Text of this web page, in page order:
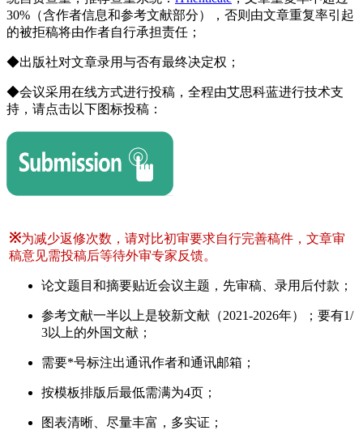
30%（含作者信息和参考文献部分），否则由文章重复率引起
的被拒稿将由作者自行承担责任；
◆出版社对文章录用与否有最终决定权；
◆会议采用在线方式进行投稿，全程由艾思科蓝进行技术支
持，请点击以下图标投稿：
※为减少返修次数，请对比初审要求自行完善稿件，文章审
稿意见需投稿后等待外审专家反馈。
论文题目和摘要贴近会议主题，先审稿、录用后付款；
参考文献一半以上是较新文献（2021-2026年）；要有1/
3以上的外国文献；
需要*号标注出通讯作者和通讯邮箱；
按模板排版后最低需满为4页；
图表清晰、尽量丰富，多实证；